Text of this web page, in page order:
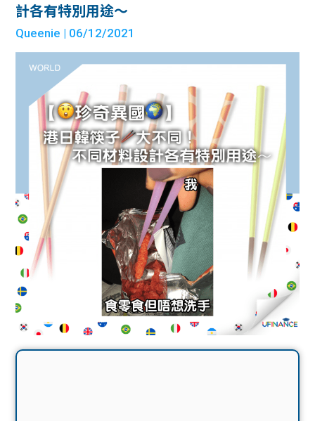
計各有特別用途～
Queenie | 06/12/2021